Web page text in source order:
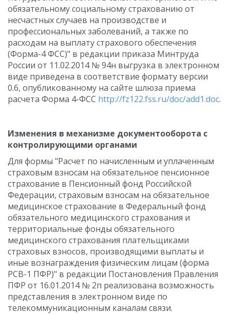
обязательному социальному страхованию от
несчастных случаев на производстве и
профессиональных заболеваний, а также по
расходам на выплату страхового обеспечения
(Форма-4 ФСС)" в редакции приказа Минтруда
России от 11.02.2014 № 94н выгрузка в электронном
виде приведена в соответствие формату версии
0.6, опубликованному на сайте шлюза приема
расчета Форма 4-ФСС http://fz122.fss.ru/doc/add1.doc.
Изменения в механизме документооборота с
контролирующими органами
Для формы "Расчет по начисленным и уплаченным
страховым взносам на обязательное пенсионное
страхование в Пенсионный фонд Российской
Федерации, страховым взносам на обязательное
медицинское страхование в Федеральный фонд
обязательного медицинского страхования и
территориальные фонды обязательного
медицинского страхования плательщиками
страховых взносов, производящими выплаты и
иные вознаграждения физическим лицам (форма
РСВ-1 ПФР)" в редакции Постановления Правления
ПФР от 16.01.2014 № 2п реализована возможность
представления в электронном виде по
телекоммуникационным каналам связи.